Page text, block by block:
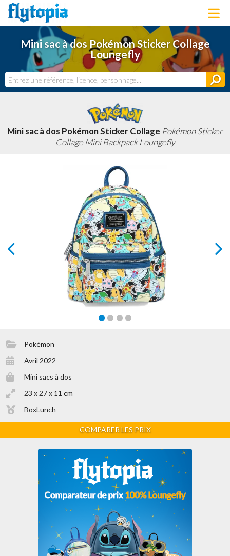
LICENCES
NOUVEAUTÉS
BONS PLANS
ACTUALITÉS
DERNIERS AJOUTS
Mini sac à dos Pokémon Sticker Collage
Loungefly
Mini sac à dos Pokémon Sticker Collage Pokémon Sticker
Collage Mini Backpack Loungefly
Pokémon
Avril 2022
Mini sacs à dos
23 x 27 x 11 cm
BoxLunch
COMPARER LES PRIX